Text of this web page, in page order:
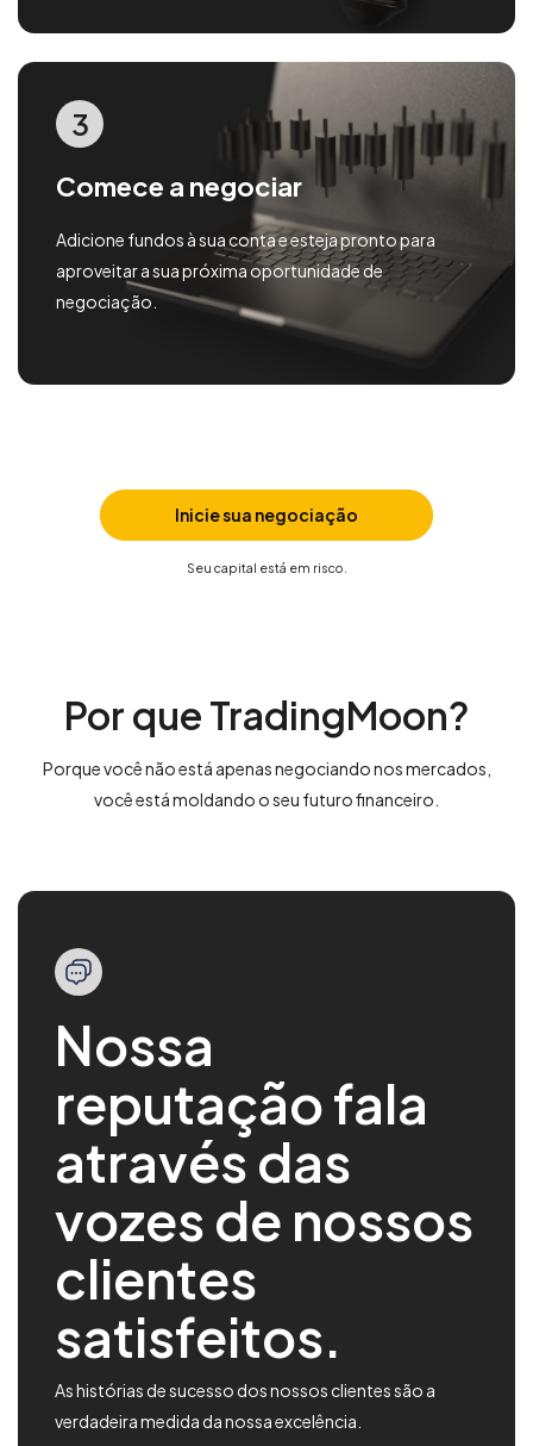
3
Comece a negociar
Adicione fundos à sua conta e esteja pronto para
aproveitar a sua próxima oportunidade de
negociação.
Inicie sua negociação
Seu capital está em risco.
Por que TradingMoon?
Porque você não está apenas negociando nos mercados,
você está moldando o seu futuro financeiro.
Nossa
reputação fala
através das
vozes de nossos
clientes
satisfeitos.
As histórias de sucesso dos nossos clientes são a
verdadeira medida da nossa excelência.